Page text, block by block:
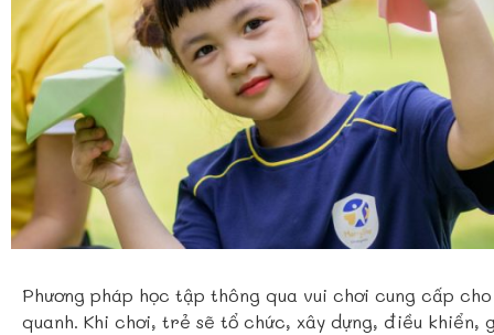
Phương pháp học tập thông qua vui chơi cung cấp
quanh. Khi chơi, trẻ sẽ tổ chức, xây dựng, điều